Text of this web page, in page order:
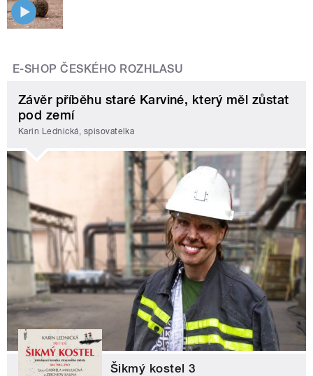
E-SHOP ČESKÉHO ROZHLASU
Závěr příběhu staré Karviné, který měl zůstat
pod zemí
Karin Lednická, spisovatelka
Šikmý kostel 3